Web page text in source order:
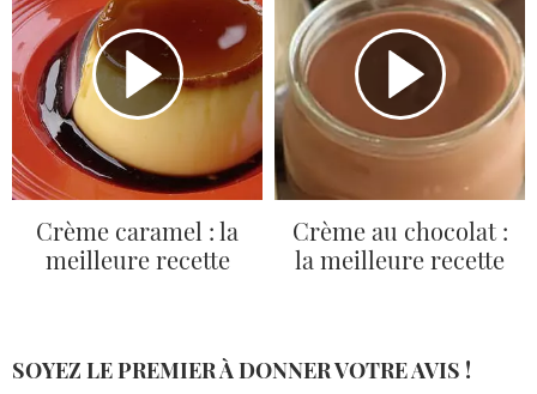
Crème caramel : la
meilleure recette
Crème au chocolat :
la meilleure recette
SOYEZ LE PREMIER À DONNER VOTRE AVIS !